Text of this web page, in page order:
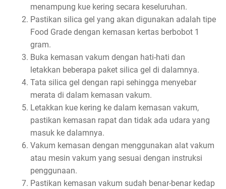
menampung kue kering secara keseluruhan.
Pastikan silica gel yang akan digunakan adalah tipe
Food Grade dengan kemasan kertas berbobot 1
gram.
Buka kemasan vakum dengan hati-hati dan
letakkan beberapa paket silica gel di dalamnya.
Tata silica gel dengan rapi sehingga menyebar
merata di dalam kemasan vakum.
Letakkan kue kering ke dalam kemasan vakum,
pastikan kemasan rapat dan tidak ada udara yang
masuk ke dalamnya.
Vakum kemasan dengan menggunakan alat vakum
atau mesin vakum yang sesuai dengan instruksi
penggunaan.
Pastikan kemasan vakum sudah benar-benar kedap